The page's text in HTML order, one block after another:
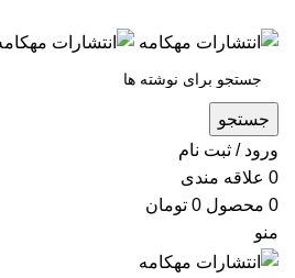
جستجو
ورود / ثبت نام
0 علاقه مندی
0 محصول 0 تومان
منو